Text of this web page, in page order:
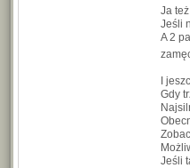
Ja
Jeśli
A 2
I
Gdy
Jeśli